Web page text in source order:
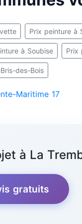
Prix peinture à
à Soubise Prix
des-Bois
Maritime 17
à La
gratuits